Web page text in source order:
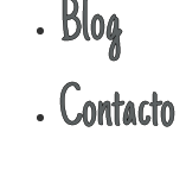
Blog
Contacto